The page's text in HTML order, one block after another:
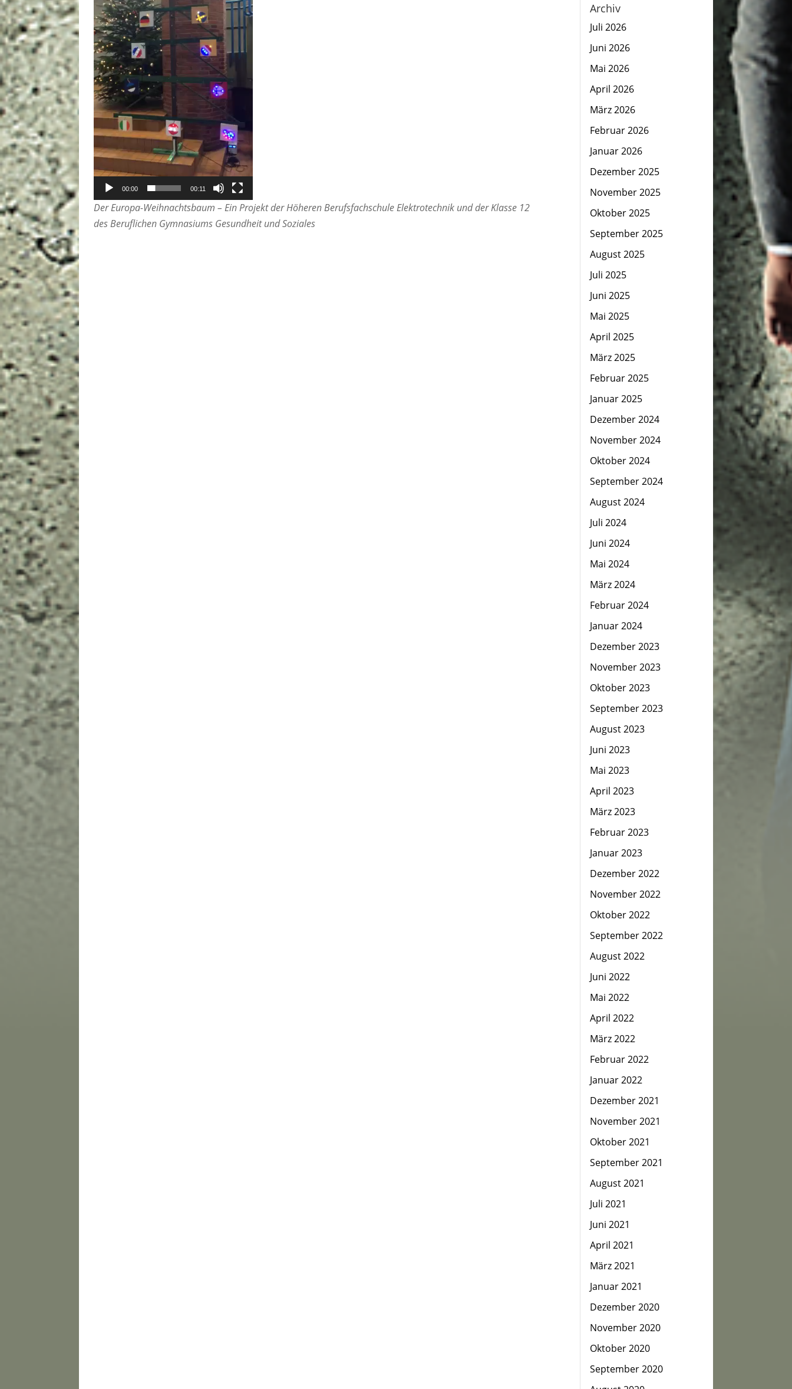
00:00 00:11
Der Europa-Weihnachtsbaum – Ein Projekt der Höheren Berufsfachschule Elektrotechnik und der Klasse 12
des Beruflichen Gymnasiums Gesundheit und Soziales
Archiv
Juli 2026
Juni 2026
Mai 2026
April 2026
März 2026
Februar 2026
Januar 2026
Dezember 2025
November 2025
Oktober 2025
September 2025
August 2025
Juli 2025
Juni 2025
Mai 2025
April 2025
März 2025
Februar 2025
Januar 2025
Dezember 2024
November 2024
Oktober 2024
September 2024
August 2024
Juli 2024
Juni 2024
Mai 2024
März 2024
Februar 2024
Januar 2024
Dezember 2023
November 2023
Oktober 2023
September 2023
August 2023
Juni 2023
Mai 2023
April 2023
März 2023
Februar 2023
Januar 2023
Dezember 2022
November 2022
Oktober 2022
September 2022
August 2022
Juni 2022
Mai 2022
April 2022
März 2022
Februar 2022
Januar 2022
Dezember 2021
November 2021
Oktober 2021
September 2021
August 2021
Juli 2021
Juni 2021
April 2021
März 2021
Januar 2021
Dezember 2020
November 2020
Oktober 2020
September 2020